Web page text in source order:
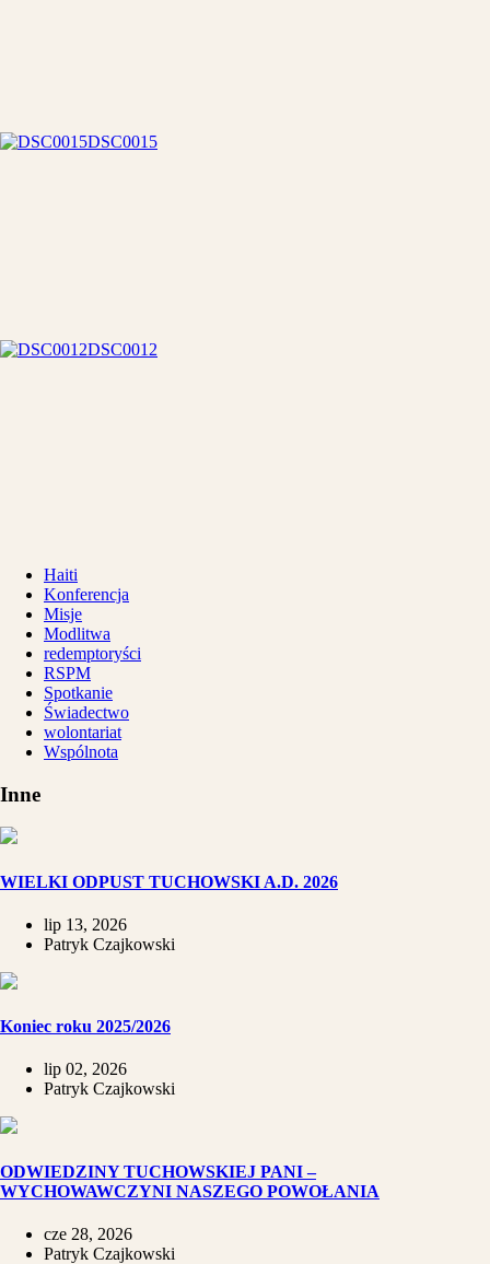
DSC0015
DSC0012
Haiti
Konferencja
Misje
Modlitwa
redemptoryści
RSPM
Spotkanie
Świadectwo
wolontariat
Wspólnota
Inne
WIELKI ODPUST TUCHOWSKI A.D. 2026
lip 13, 2026
Patryk Czajkowski
Koniec roku 2025/2026
lip 02, 2026
Patryk Czajkowski
ODWIEDZINY TUCHOWSKIEJ PANI –
WYCHOWAWCZYNI NASZEGO POWOŁANIA
cze 28, 2026
Patryk Czajkowski